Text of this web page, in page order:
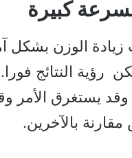
كبيرة
الوزن بشكل
رؤية النتائج
يستغرق الأمر
بالآخرين.